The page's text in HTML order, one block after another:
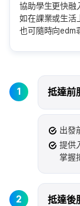
協助學生更快融
如在課業或生活
也可隨時向edm
1 抵達前
出發
提供
掌握
2 抵達後